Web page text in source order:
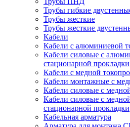
Трубы гибкие
Трубы жесткие
Трубы жесткие
Кабели
Кабели с алюминиевой
Кабели силовые с
стационарной прокладки
Кабели с медной
Кабели монтажные с
Кабели силовые с
Кабели силовые с
стационарной прокладки
Кабельная арматура